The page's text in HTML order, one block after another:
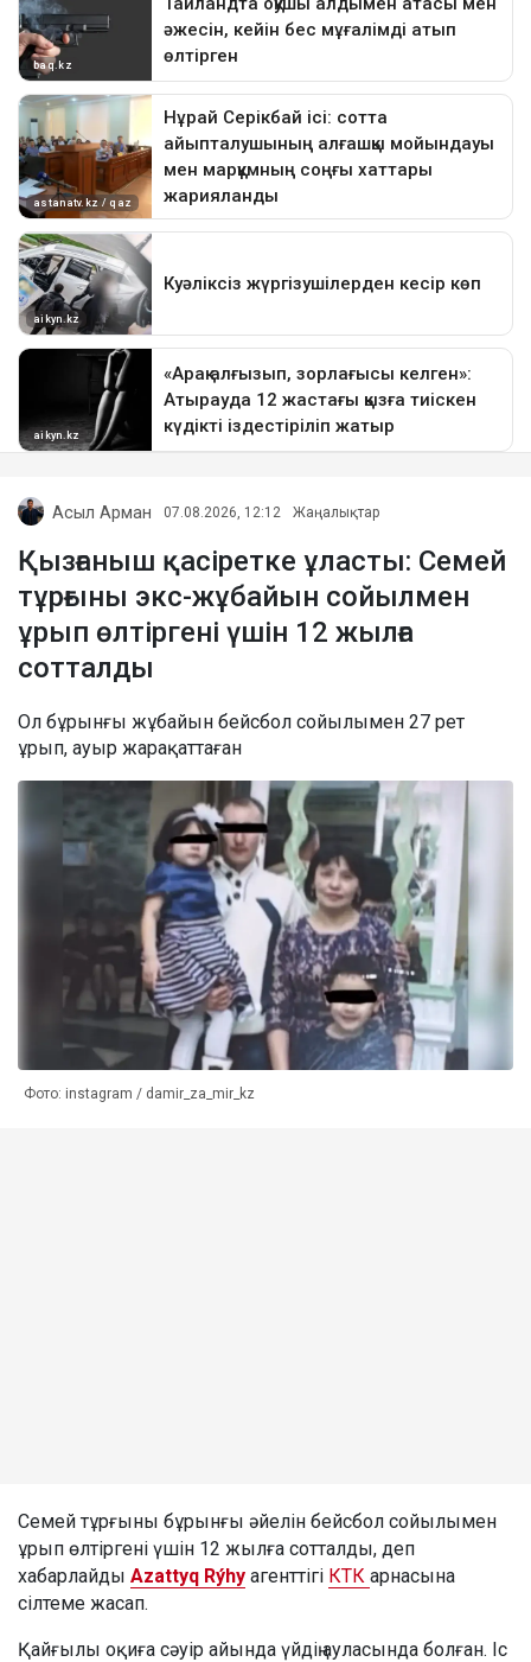
Асыл Арман 07.08.2026, 12:12 Жаңалықтар
Қызғаныш қасіретке ұласты: Семей
тұрғыны экс-жұбайын сойылмен
ұрып өлтіргені үшін 12 жылға
сотталды
Ол бұрынғы жұбайын бейсбол сойылымен 27 рет
ұрып, ауыр жарақаттаған
Фото: instagram / damir_za_mir_kz
Семей тұрғыны бұрынғы әйелін бейсбол сойылымен
ұрып өлтіргені үшін 12 жылға сотталды, деп
хабарлайды Azattyq Rýhy агенттігі КТК арнасына
сілтеме жасап.
Қайғылы оқиға сәуір айында үйдің ауласында болған. Іс